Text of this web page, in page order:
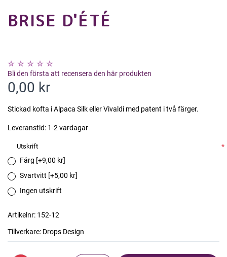
BRISE D'ÉTÉ
Bli den första att recensera den här produkten
0,00 kr
Stickad kofta i Alpaca Silk eller Vivaldi med patent i två färger.
Leveranstid: 1-2 vardagar
Utskrift
*
Färg [+9,00 kr]
Svartvitt [+5,00 kr]
Ingen utskrift
Artikelnr: 152-12
Tillverkare: Drops Design